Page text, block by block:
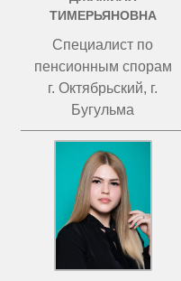
ТИМЕРЬЯНОВНА
Специалист по
пенсионным спорам
г. Октябрьский, г.
Бугульма